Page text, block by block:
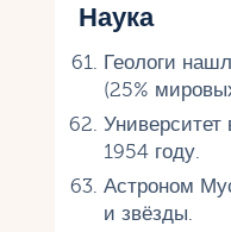
Наука
Геологи
(25%
1954 году.
Астроном
и звёзды.